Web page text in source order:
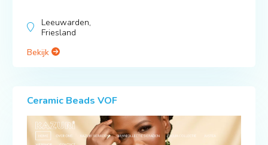
Leeuwarden,
Friesland
Bekijk
Ceramic Beads VOF